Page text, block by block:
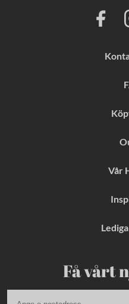
Vår
Få vårt
b
o